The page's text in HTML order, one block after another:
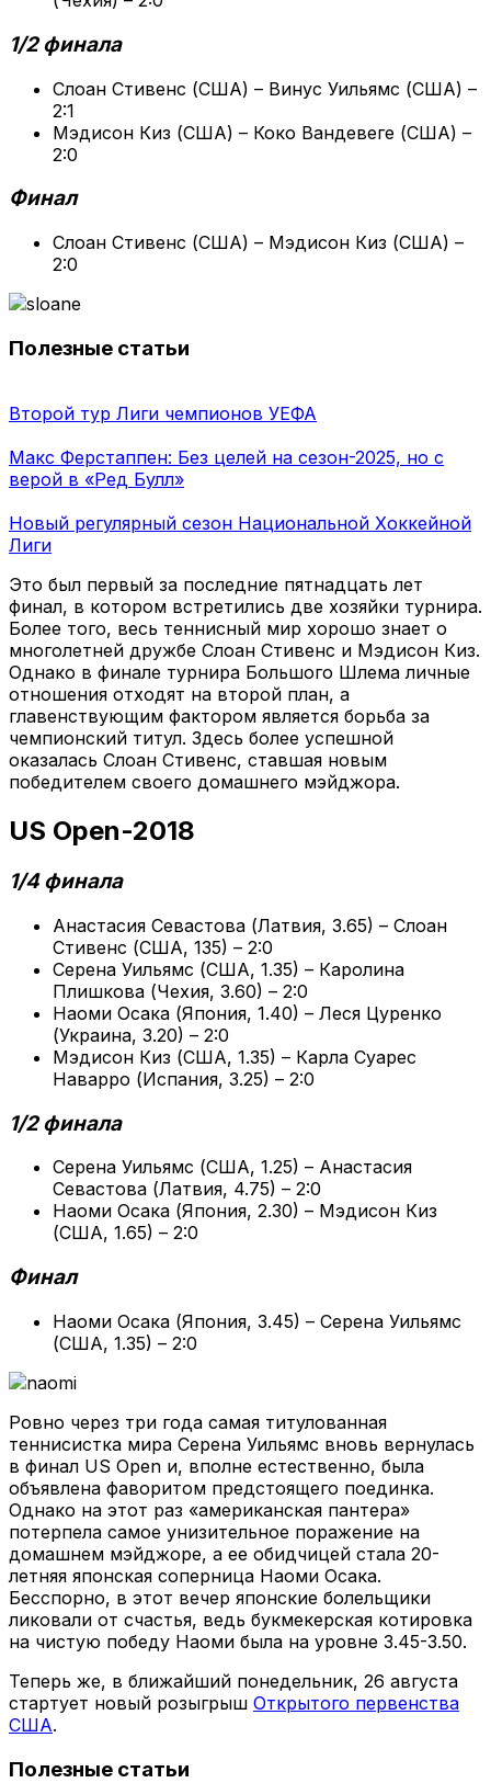
1/2 финала
Слоан Стивенс (США) – Винус Уильямс (США) –
2:1
Мэдисон Киз (США) – Коко Вандевеге (США) –
2:0
Финал
Слоан Стивенс (США) – Мэдисон Киз (США) –
2:0
Полезные статьи
Второй тур Лиги чемпионов УЕФА
Макс Ферстаппен: Без целей на сезон-2025, но с
верой в «Ред Булл»
Новый регулярный сезон Национальной Хоккейной
Лиги
Это был первый за последние пятнадцать лет
финал, в котором встретились две хозяйки турнира.
Более того, весь теннисный мир хорошо знает о
многолетней дружбе Слоан Стивенс и Мэдисон Киз.
Однако в финале турнира Большого Шлема личные
отношения отходят на второй план, а
главенствующим фактором является борьба за
чемпионский титул. Здесь более успешной
оказалась Слоан Стивенс, ставшая новым
победителем своего домашнего мэйджора.
US Open-2018
1/4 финала
Анастасия Севастова (Латвия, 3.65) – Слоан
Стивенс (США, 135) – 2:0
Серена Уильямс (США, 1.35) – Каролина
Плишкова (Чехия, 3.60) – 2:0
Наоми Осака (Япония, 1.40) – Леся Цуренко
(Украина, 3.20) – 2:0
Мэдисон Киз (США, 1.35) – Карла Суарес
Наварро (Испания, 3.25) – 2:0
1/2 финала
Серена Уильямс (США, 1.25) – Анастасия
Севастова (Латвия, 4.75) – 2:0
Наоми Осака (Япония, 2.30) – Мэдисон Киз
(США, 1.65) – 2:0
Финал
Наоми Осака (Япония, 3.45) – Серена Уильямс
(США, 1.35) – 2:0
Ровно через три года самая титулованная
теннисистка мира Серена Уильямс вновь вернулась
в финал US Open и, вполне естественно, была
объявлена фаворитом предстоящего поединка.
Однако на этот раз «американская пантера»
потерпела самое унизительное поражение на
домашнем мэйджоре, а ее обидчицей стала 20-
летняя японская соперница Наоми Осака.
Бесспорно, в этот вечер японские болельщики
ликовали от счастья, ведь букмекерская котировка
на чистую победу Наоми была на уровне 3.45-3.50.
Теперь же, в ближайший понедельник, 26 августа
стартует новый розыгрыш Открытого первенства
США.
Полезные статьи